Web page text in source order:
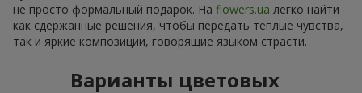
не просто формальный подарок. На flowers.ua легко найти
как сдержанные решения, чтобы передать тёплые чувства,
так и яркие композиции, говорящие языком страсти.
Варианты цветовых